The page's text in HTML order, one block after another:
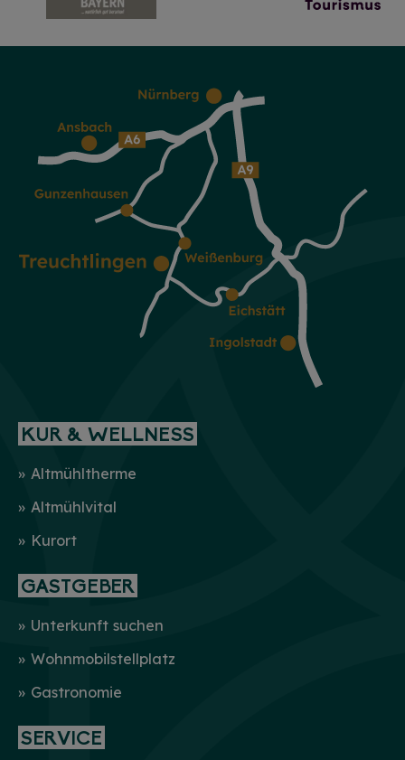
KUR & WELLNESS
Altmühltherme
Altmühlvital
Kurort
GASTGEBER
Unterkunft suchen
Wohnmobilstellplatz
Gastronomie
SERVICE